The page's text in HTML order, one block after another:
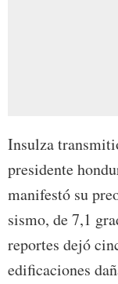
Insulza
presidente
manifestó su
sismo, de 7,1
reportes dejó
edificaciones